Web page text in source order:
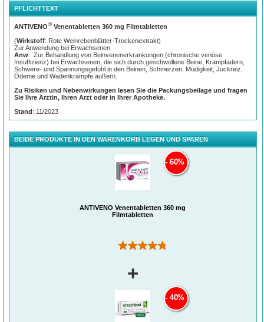
PFLICHTTEXT
ANTIVENO®Venentabletten 360 mg Filmtabletten
(Wirkstoff: Rote Weinrebenblätter-Trockenextrakt)
Zur Anwendung bei Erwachsenen.
Anw .: Zur Behandlung von Beinvenenerkrankungen (chronische venöse
Insuffizienz) bei Erwachsenen, die sich durch geschwollene Beine, Krampfadern,
Schwere- und Spannungsgefühl in den Beinen, Schmerzen, Müdigkeit, Juckreiz,
Ödeme und Wadenkrämpfe äußern.
Zu Risiken und Nebenwirkungen lesen Sie die Packungsbeilage und fragen
Sie Ihre Ärztin, Ihren Arzt oder in Ihrer Apotheke.
Stand: 11/2023
BEIDE PRODUKTE IN DEN WARENKORB LEGEN UND SPAREN
ANTIVENO Venentabletten 360 mg
Filmtabletten
(23)
60%
+
40%